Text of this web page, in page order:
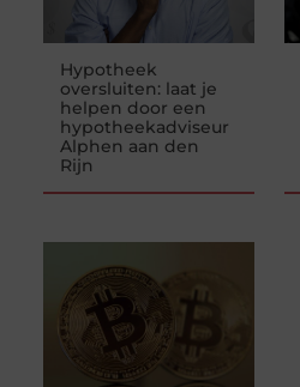
Hypotheek
oversluiten: laat je
helpen door een
hypotheekadviseur
Alphen aan den
Rijn